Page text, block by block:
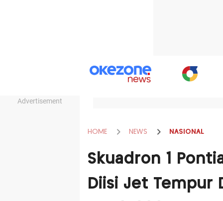
Advertisement
HOME NEWS NASIONAL
Skuadron 1
Diisi Jet Tempur